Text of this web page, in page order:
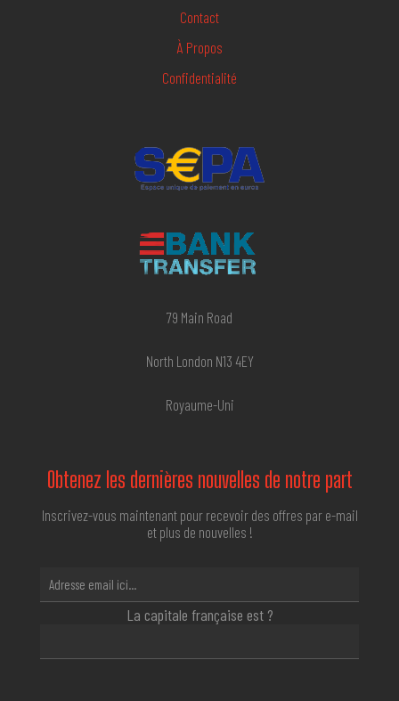
Contact
À Propos
Confidentialité
79 Main Road
North London N13 4EY
Royaume-Uni
Obtenez les dernières nouvelles de notre part
Inscrivez-vous maintenant pour recevoir des offres par e-mail
et plus de nouvelles !
La capitale française est ?